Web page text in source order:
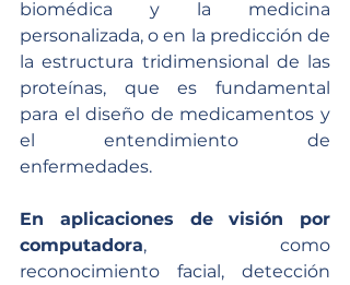
biomédica y la medicina
personalizada, o en la predicción de
la estructura tridimensional de las
proteínas, que es fundamental
para el diseño de medicamentos y
el entendimiento de
enfermedades.
En aplicaciones de visión por
computadora, como
reconocimiento facial, detección